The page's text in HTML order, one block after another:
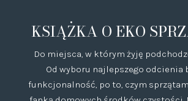
KSIĄŻKA O EKO
Do miejsca, w którym żyję
Od wyboru najlepszego odcienia
funkcjonalność, po to, czym